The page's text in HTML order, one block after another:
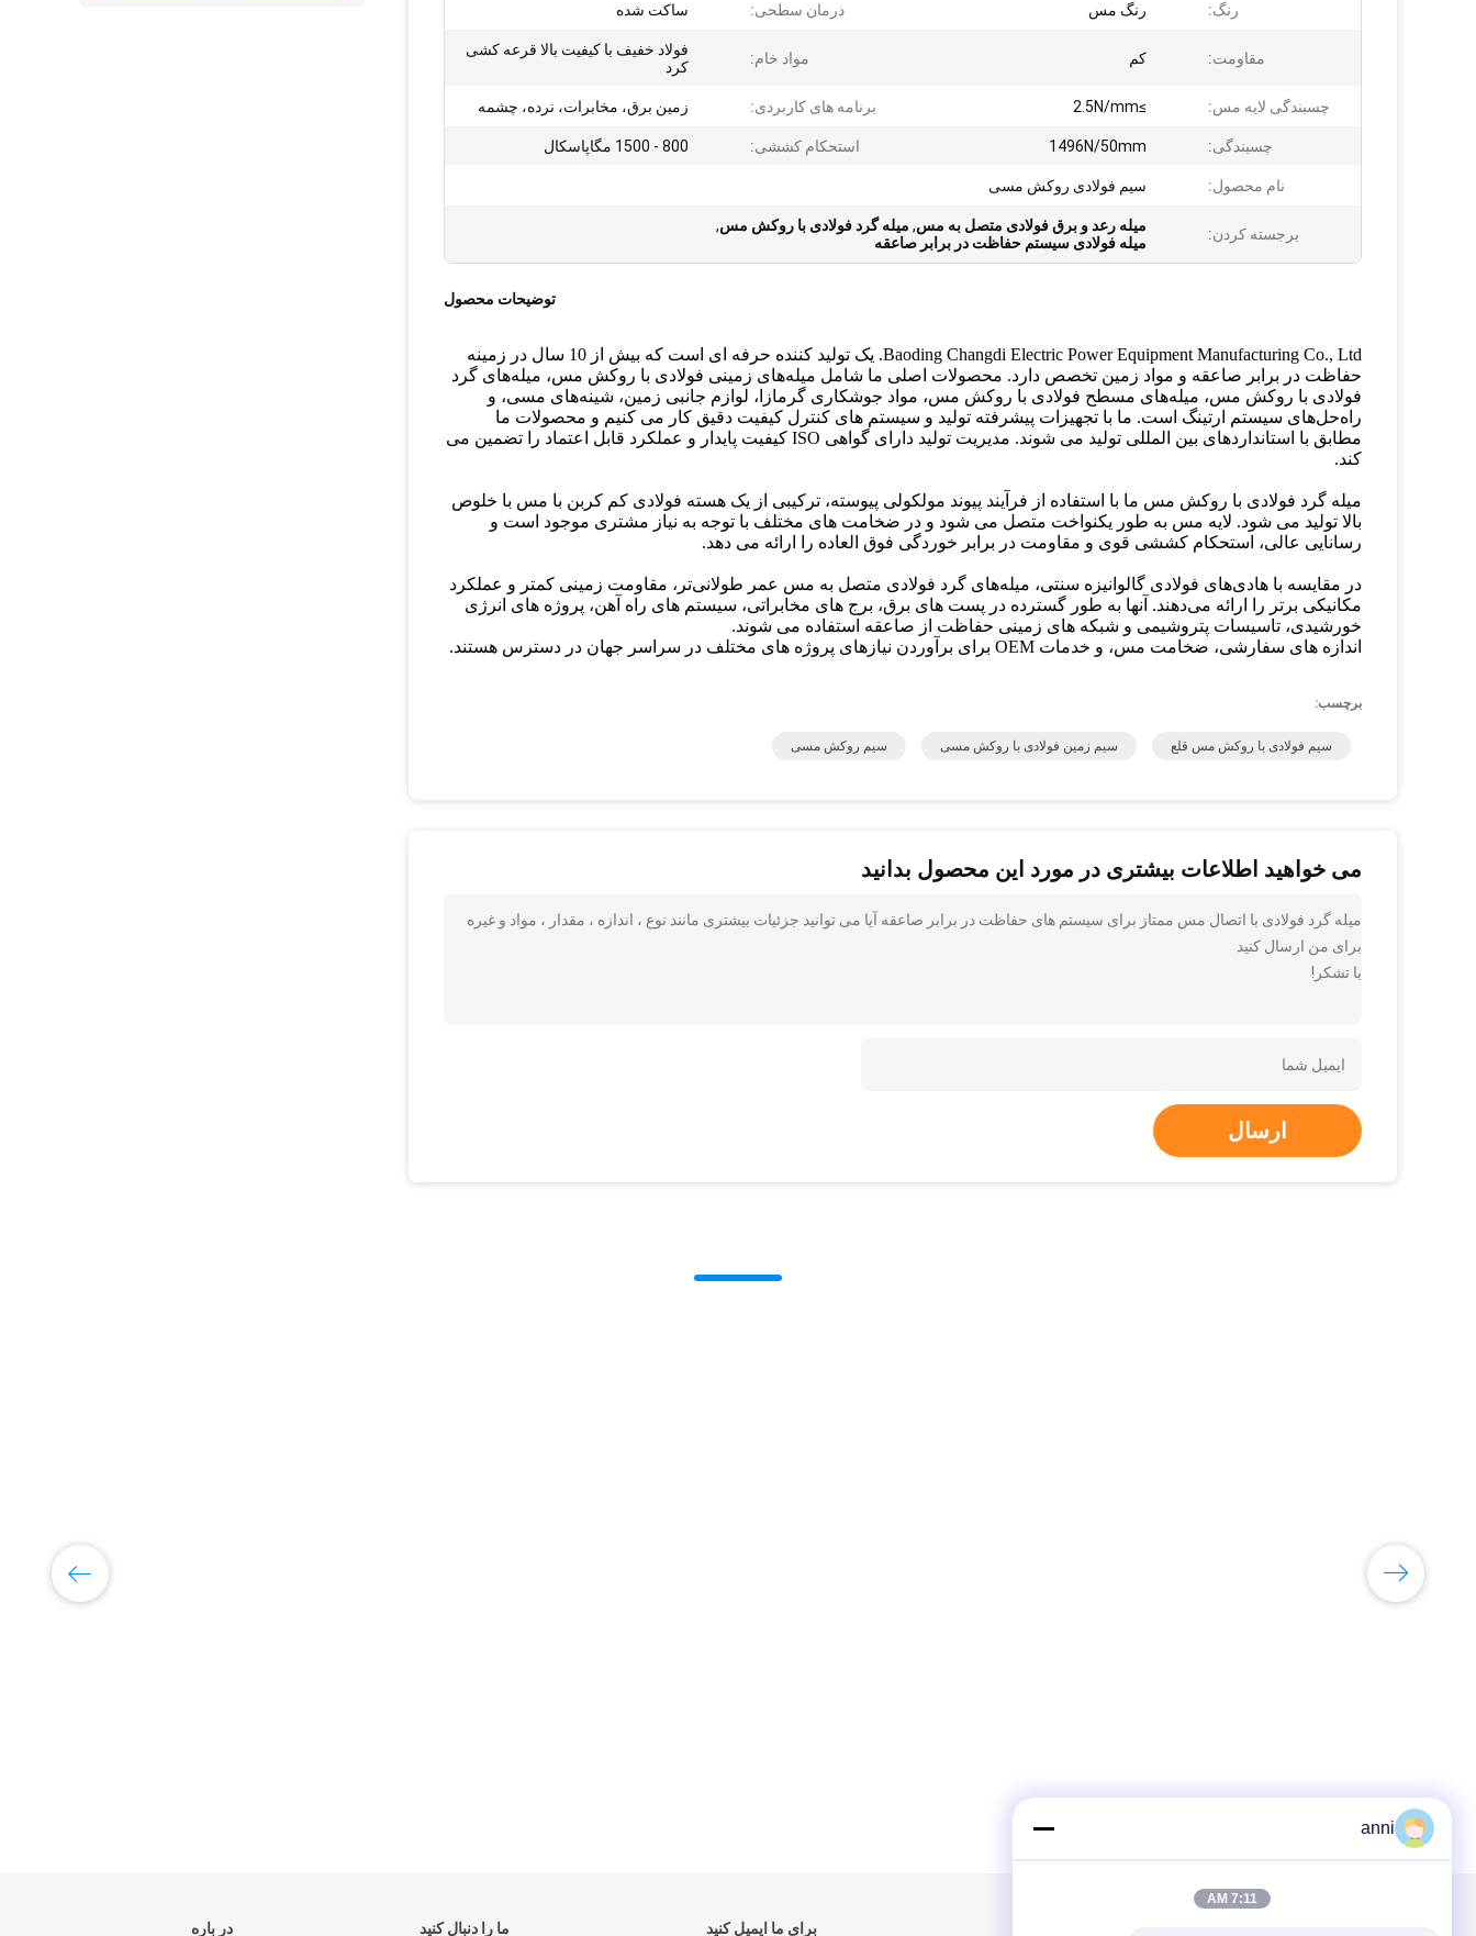
رنگ: رنگ مس درمان سطحی: ساکت شده
مقاومت: کم مواد خام:
فولاد خفیف با کیفیت بالا قرعه کشی
کرد
چسبندگی لایه مس: ≥2.5N/mm برنامه های کاربردی: زمین برق، مخابرات، نرده، چشمه
چسبندگی: 1496N/50mm استحکام کششی: 800 - 1500 مگاپاسکال
نام محصول: سیم فولادی روکش مسی
برجسته کردن: میله رعد و برق فولادی متصل به مس, میله گرد فولادی با روکش مس,
میله فولادی سیستم حفاظت در برابر صاعقه
توضیحات محصول
Baoding Changdi Electric Power Equipment Manufacturing Co., Ltd. یک تولید کننده حرفه ای است که بیش از 10 سال در زمینه
حفاظت در برابر صاعقه و مواد زمین تخصص دارد. محصولات اصلی ما شامل میله‌های زمینی فولادی با روکش مس، میله‌های گرد
فولادی با روکش مس، میله‌های مسطح فولادی با روکش مس، مواد جوشکاری گرمازا، لوازم جانبی زمین، شینه‌های مسی، و
راه‌حل‌های سیستم ارتینگ است. ما با تجهیزات پیشرفته تولید و سیستم های کنترل کیفیت دقیق کار می کنیم و محصولات ما
مطابق با استانداردهای بین المللی تولید می شوند. مدیریت تولید دارای گواهی ISO کیفیت پایدار و عملکرد قابل اعتماد را تضمین می
کند.
میله گرد فولادی با روکش مس ما با استفاده از فرآیند پیوند مولکولی پیوسته، ترکیبی از یک هسته فولادی کم کربن با مس با خلوص
بالا تولید می شود. لایه مس به طور یکنواخت متصل می شود و در ضخامت های مختلف با توجه به نیاز مشتری موجود است و
رسانایی عالی، استحکام کششی قوی و مقاومت در برابر خوردگی فوق العاده را ارائه می دهد.
در مقایسه با هادی‌های فولادی گالوانیزه سنتی، میله‌های گرد فولادی متصل به مس عمر طولانی‌تر، مقاومت زمینی کمتر و عملکرد
مکانیکی برتر را ارائه می‌دهند. آنها به طور گسترده در پست های برق، برج های مخابراتی، سیستم های راه آهن، پروژه های انرژی
خورشیدی، تاسیسات پتروشیمی و شبکه های زمینی حفاظت از صاعقه استفاده می شوند.
اندازه های سفارشی، ضخامت مس، و خدمات OEM برای برآوردن نیازهای پروژه های مختلف در سراسر جهان در دسترس هستند.
برچسب:
سیم فولادی با روکش مس قلع سیم زمین فولادی با روکش مسی سیم روکش مسی
می خواهید اطلاعات بیشتری در مورد این محصول بدانید
میله گرد فولادی با اتصال مس ممتاز برای سیستم های حفاظت در برابر صاعقه آیا می توانید جزئیات بیشتری مانند نوع ، اندازه ، مقدار ، مواد و غیره
برای من ارسال کنید
با تشکر!
ارسال
در باره ما را دنبال کنید برای ما ایمیل کنید
anni
7:11 AM